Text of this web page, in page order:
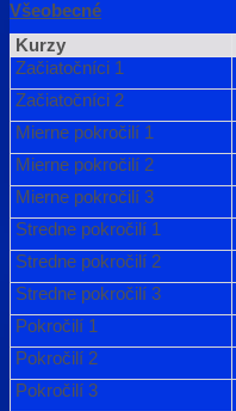
Všeobecné
Kurzy
Začiatočníci 1
Začiatočníci 2
Mierne pokročilí 1
Mierne pokročilí 2
Mierne pokročilí 3
Stredne pokročilí 1
Stredne pokročilí 2
Stredne pokročilí 3
Pokročilí 1
Pokročilí 2
Pokročilí 3